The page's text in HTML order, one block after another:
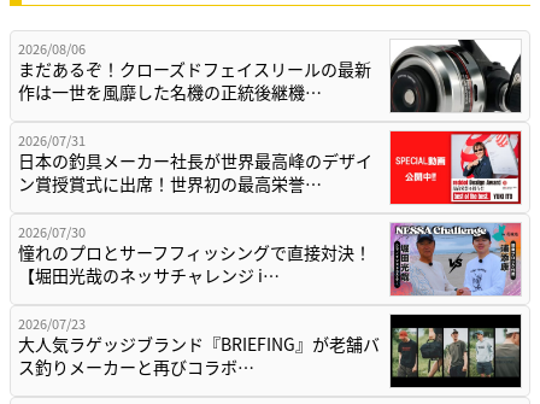
2026/08/06
まだあるぞ！クローズドフェイスリールの最新
作は一世を風靡した名機の正統後継機…
2026/07/31
日本の釣具メーカー社長が世界最高峰のデザイ
ン賞授賞式に出席！世界初の最高栄誉…
2026/07/30
憧れのプロとサーフフィッシングで直接対決！
【堀田光哉のネッサチャレンジ i…
2026/07/23
大人気ラゲッジブランド『BRIEFING』が老舗バ
ス釣りメーカーと再びコラボ…